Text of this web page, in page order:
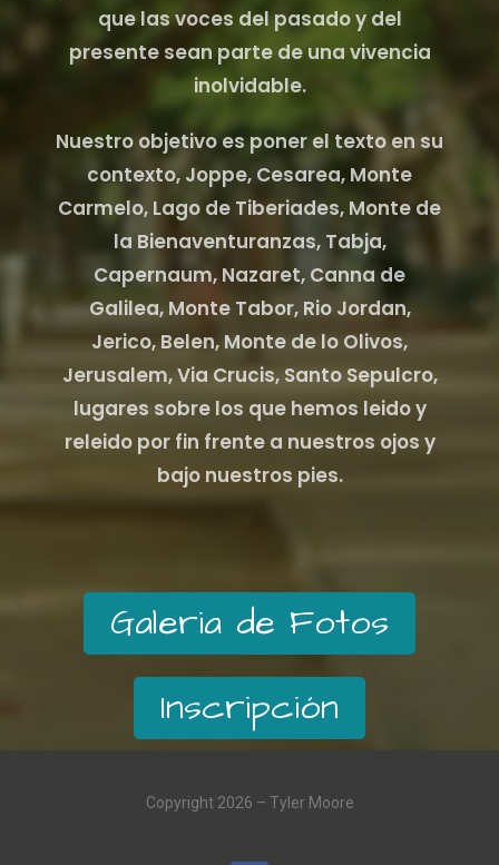
que las voces del pasado y del
presente sean parte de una vivencia
inolvidable.
Nuestro objetivo es poner el texto en su
contexto, Joppe, Cesarea, Monte
Carmelo, Lago de Tiberiades, Monte de
la Bienaventuranzas, Tabja,
Capernaum, Nazaret, Canna de
Galilea, Monte Tabor, Rio Jordan,
Jerico, Belen, Monte de lo Olivos,
Jerusalem, Via Crucis, Santo Sepulcro,
lugares sobre los que hemos leido y
releido por fin frente a nuestros ojos y
bajo nuestros pies.
Galeria de Fotos
Inscripción
Copyright 2026 – Tyler Moore